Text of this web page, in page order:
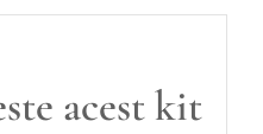
acest kit